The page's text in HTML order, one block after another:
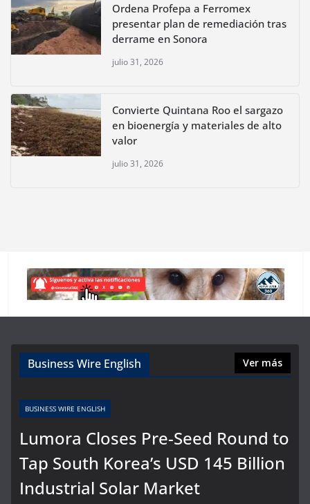
Ordena Profepa a Ferromex
presentar plan de remediación tras
derrame en Sonora
julio 31, 2026
Convierte Quintana Roo el sargazo
en bioenergía y materiales de alto
valor
julio 31, 2026
Business Wire English Ver más
BUSINESS WIRE ENGLISH
Lumora Closes Pre-Seed Round to
Tap South Korea’s USD 145 Billion
Industrial Solar Market